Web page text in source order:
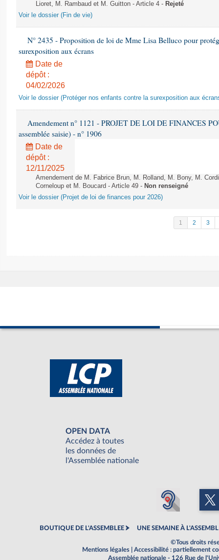
Lioret, M. Rambaud et M. Guitton - Article 4 - Rejeté
Voir le dossier (Fin de vie)
N° 2435 - Proposition de loi de Mme Lisa Belluco pour
surexposition aux écrans
Date de
dépôt :
04/02/2026
Voir le dossier (Protéger nos enfants contre la surexposition aux
Amendement n° 1121 - PROJET DE LOI DE FINANCES
assemblée saisie) - n° 1906
Date de
dépôt :
12/11/2025
Amendement de M. Fabrice Brun, M. Rolland, M. Bony, M.
Corneloup et M. Boucard - Article 49 - Non renseigné
Voir le dossier (Projet de loi de finances pour 2026)
1 2 3
OPEN DATA
Accédez à toutes
les données de
l'Assemblée nationale
BOUTIQUE DE L'ASSEMBLEE UNE SEMAINE À
©Tous droits
Mentions légales
Accessibilité : partiellement
Assemblée nationale - 126 Rue de